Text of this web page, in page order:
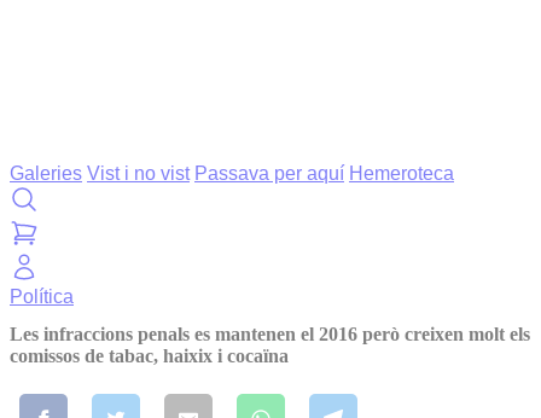
Galeries Vist i no vist Passava per aquí Hemeroteca
Política
Les infraccions penals es mantenen el 2016 però creixen molt els
comissos de tabac, haixix i cocaïna